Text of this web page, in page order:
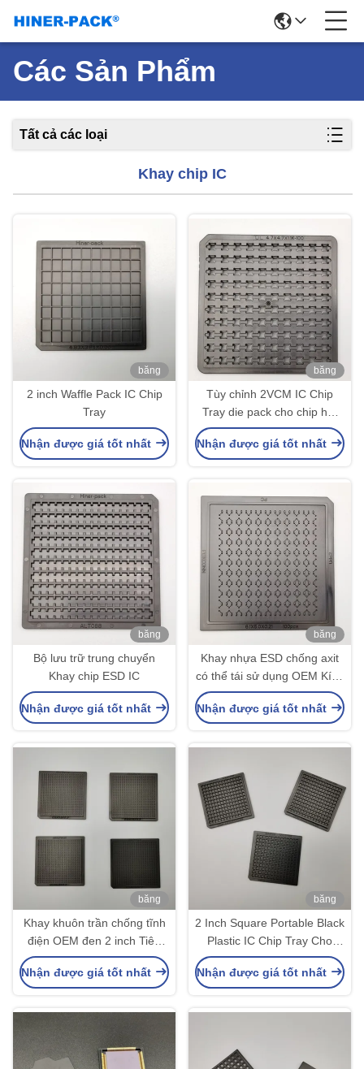
Các Sản Phẩm
Tất cả các loại
Khay chip IC
băng
2 inch Waffle Pack IC Chip
Tray
Nhận được giá tốt nhất
băng
Tùy chỉnh 2VCM IC Chip
Tray die pack cho chip hạt
nhỏ
Nhận được giá tốt nhất
băng
hình
Bộ lưu trữ trung chuyển
Khay chip ESD IC
Nhận được giá tốt nhất
băng
Khay nhựa ESD chống axit
có thể tái sử dụng OEM Kích
thước nhỏ Trọng lượng nhẹ
Nhận được giá tốt nhất
băng
Khay khuôn trần chống tĩnh
điện OEM đen 2 inch Tiêu
chuẩn RoHS không độc hại
Nhận được giá tốt nhất
băng
2 Inch Square Portable Black
Plastic IC Chip Tray Cho
Thiết bị IC
Nhận được giá tốt nhất